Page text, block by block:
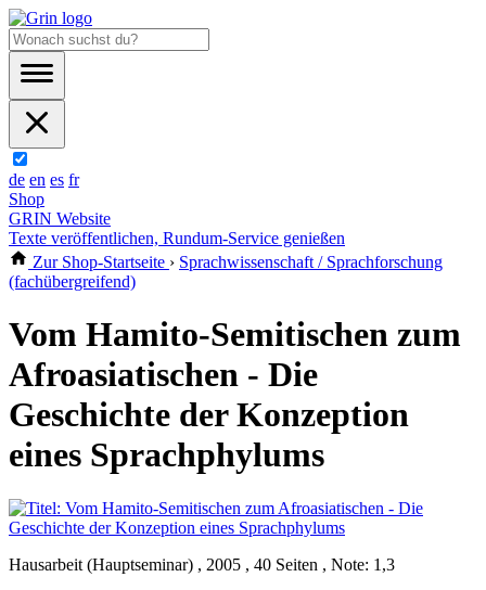
de en es fr
Shop
GRIN Website
Texte veröffentlichen, Rundum-Service genießen
Zur Shop-Startseite › Sprachwissenschaft / Sprachforschung
(fachübergreifend)
Vom Hamito-Semitischen zum
Afroasiatischen - Die
Geschichte der Konzeption
eines Sprachphylums
Hausarbeit (Hauptseminar) , 2005 , 40 Seiten , Note: 1,3